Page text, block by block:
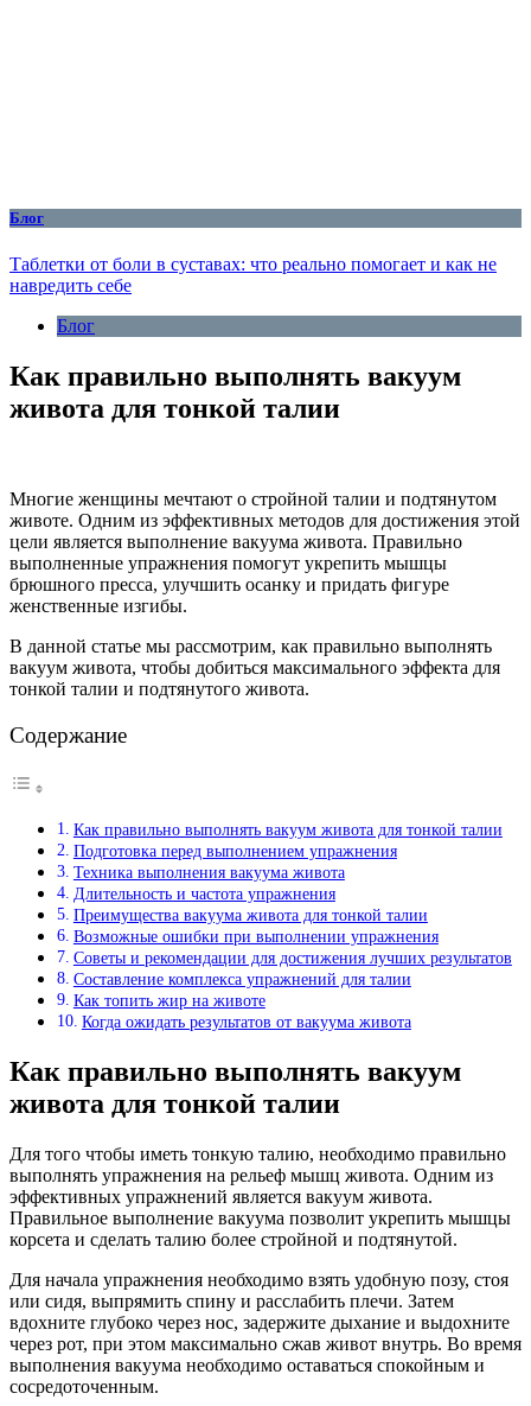
Блог
Таблетки от боли в суставах: что реально помогает и как не
навредить себе
Блог
Как правильно выполнять вакуум
живота для тонкой талии
Многие женщины мечтают о стройной талии и подтянутом
животе. Одним из эффективных методов для достижения этой
цели является выполнение вакуума живота. Правильно
выполненные упражнения помогут укрепить мышцы
брюшного пресса, улучшить осанку и придать фигуре
женственные изгибы.
В данной статье мы рассмотрим, как правильно выполнять
вакуум живота, чтобы добиться максимального эффекта для
тонкой талии и подтянутого живота.
Содержание
Как правильно выполнять вакуум живота для тонкой талии
Подготовка перед выполнением упражнения
Техника выполнения вакуума живота
Длительность и частота упражнения
Преимущества вакуума живота для тонкой талии
Возможные ошибки при выполнении упражнения
Советы и рекомендации для достижения лучших результатов
Составление комплекса упражнений для талии
Как топить жир на животе
Когда ожидать результатов от вакуума живота
Как правильно выполнять вакуум
живота для тонкой талии
Для того чтобы иметь тонкую талию, необходимо правильно
выполнять упражнения на рельеф мышц живота. Одним из
эффективных упражнений является вакуум живота.
Правильное выполнение вакуума позволит укрепить мышцы
корсета и сделать талию более стройной и подтянутой.
Для начала упражнения необходимо взять удобную позу, стоя
или сидя, выпрямить спину и расслабить плечи. Затем
вдохните глубоко через нос, задержите дыхание и выдохните
через рот, при этом максимально сжав живот внутрь. Во время
выполнения вакуума необходимо оставаться спокойным и
сосредоточенным.